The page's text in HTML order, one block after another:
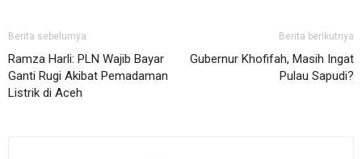
Berita sebelumya
Ramza Harli: PLN Wajib Bayar
Ganti Rugi Akibat Pemadaman
Listrik di Aceh
Berita berikutnya
Gubernur Khofifah, Masih Ingat
Pulau Sapudi?